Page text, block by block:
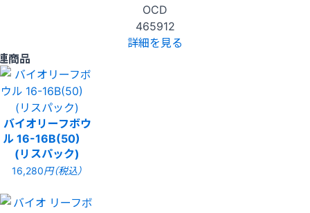
OCD
465912
詳細を見る
商品
バイオリーフボウ
ル 16-16B(50)
(リスパック)
16,280円（税込）